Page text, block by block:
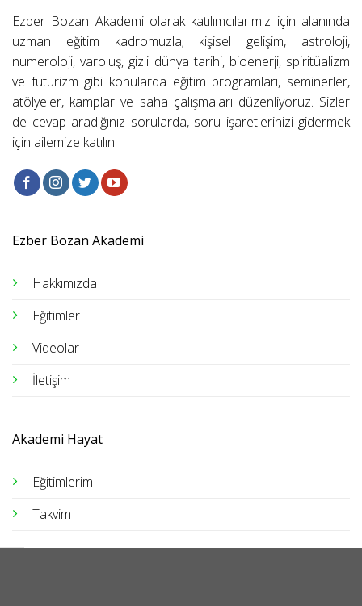
Ezber Bozan Akademi olarak katılımcılarımız için alanında
uzman eğitim kadromuzla; kişisel gelişim, astroloji,
numeroloji, varoluş, gizli dünya tarihi, bioenerji, spiritüalizm
ve fütürizm gibi konularda eğitim programları, seminerler,
atölyeler, kamplar ve saha çalışmaları düzenliyoruz. Sizler
de cevap aradığınız sorularda, soru işaretlerinizi gidermek
için ailemize katılın.
Ezber Bozan Akademi
Hakkımızda
Eğitimler
Videolar
İletişim
Akademi Hayat
Eğitimlerim
Takvim